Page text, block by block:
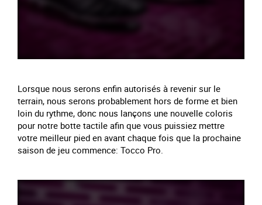
Lorsque nous serons enfin autorisés à revenir sur le
terrain, nous serons probablement hors de forme et bien
loin du rythme, donc nous lançons une nouvelle coloris
pour notre botte tactile afin que vous puissiez mettre
votre meilleur pied en avant chaque fois que la prochaine
saison de jeu commence: Tocco Pro.